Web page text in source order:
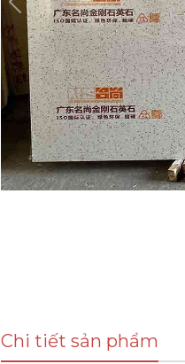
Previous
Chi tiết sản phẩm